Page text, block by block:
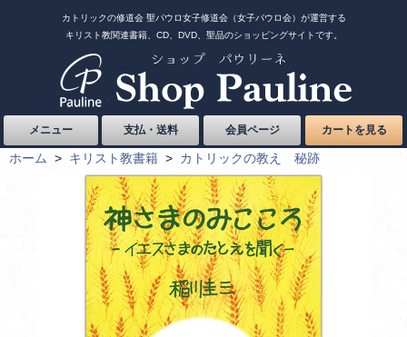
カトリックの修道会 聖パウロ女子修道会（女子パウロ会）が運営する
キリスト教関連書籍、CD、DVD、聖品のショッピングサイトです。
メニュー 支払・送料 会員ページ カートを見る
ホーム > キリスト教書籍 > カトリックの教え 秘跡